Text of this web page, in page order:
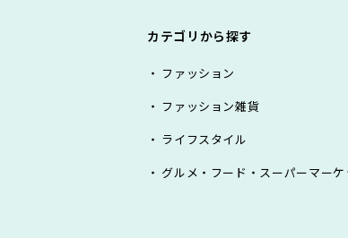
カテゴリから探す
ファッション
ファッション雑貨
ライフスタイル
グルメ・フード・スーパーマー